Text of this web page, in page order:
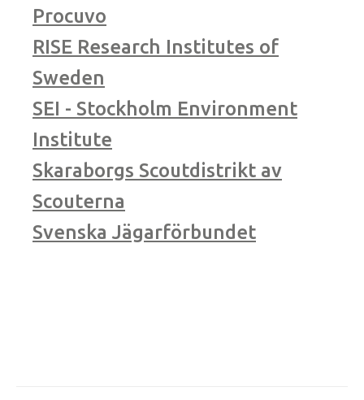
Procuvo
RISE Research Institutes of
Sweden
SEI - Stockholm Environment
Institute
Skaraborgs Scoutdistrikt av
Scouterna
Svenska Jägarförbundet